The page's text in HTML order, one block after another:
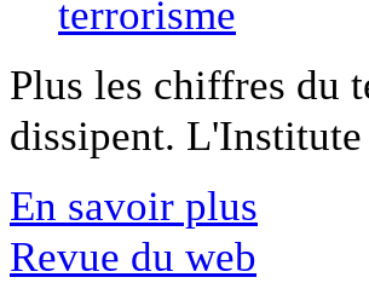
Plus les chiffres du
dissipent.
En savoir plus
Revue du web